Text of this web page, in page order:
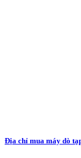
Địa chỉ mua máy dò